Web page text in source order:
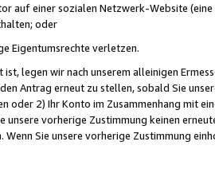
auf einer sozialen Netzwerk-Website
oder
Eigentumsrechte verletzen.
ist, legen wir nach unserem alleinigen
Antrag erneut zu stellen, sobald Sie
oder 2) Ihr Konto im Zusammenhang mit
unsere vorherige Zustimmung keinen
Wenn Sie unsere vorherige Zustimmung